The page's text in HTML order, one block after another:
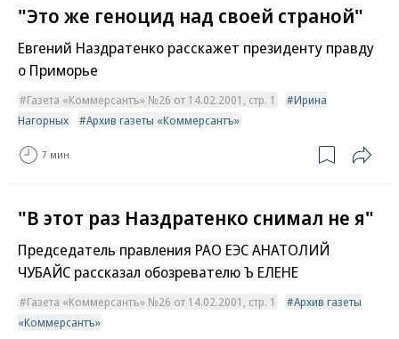
"Это же геноцид над своей страной"
Евгений Наздратенко расскажет президенту правду
о Приморье
Газета «Коммерсантъ» №26 от 14.02.2001, стр. 1
Ирина
Нагорных
Архив газеты «Коммерсантъ»
7 мин.
"В этот раз Наздратенко снимал не я"
Председатель правления РАО ЕЭС АНАТОЛИЙ
ЧУБАЙС рассказал обозревателю Ъ ЕЛЕНЕ
Газета «Коммерсантъ» №26 от 14.02.2001, стр. 1
Архив газеты
«Коммерсантъ»